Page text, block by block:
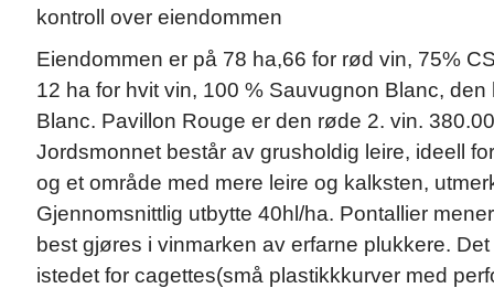
kontroll over eiendommen
Eiendommen er på 78 ha,66 for rød vin, 75%
12 ha for hvit vin, 100 % Sauvugnon Blanc, den
Blanc. Pavillon Rouge er den røde 2. vin.
Jordsmonnet består av grusholdig leire, ideell
og et område med mere leire og kalksten,
Gjennomsnittlig utbytte 40hl/ha. Pontallier
best gjøres i vinmarken av erfarne plukkere.
istedet for cagettes(små plastikkkurver med